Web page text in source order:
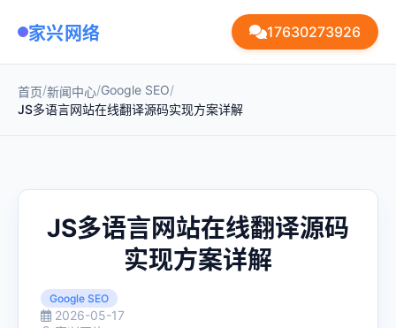
家兴网络 17630273926
首页/新闻中心/Google SEO/
JS多语言网站在线翻译源码实现方案详解
JS多语言网站在线翻译源码
实现方案详解
Google SEO
2026-05-17